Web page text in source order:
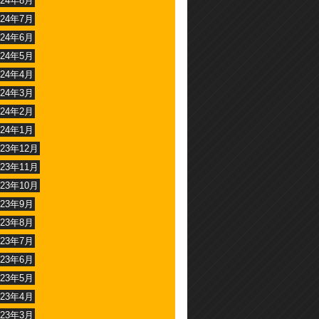
年7月
年6月
年5月
年4月
年3月
年2月
年1月
年12月
年11月
年10月
年9月
年8月
年7月
年6月
年5月
年4月
年3月